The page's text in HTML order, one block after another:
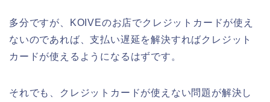
多分ですが、KOIVEのお店でクレジットカードが使え
ないのであれば、支払い遅延を解決すればクレジット
カードが使えるようになるはずです。
それでも、クレジットカードが使えない問題が解決し